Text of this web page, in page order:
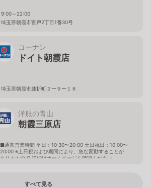
9:00～22:00
埼玉県朝霞市宮戸2丁目1番30号
コーナン
ドイト朝霞店
埼玉県朝霞市膝折町２ー９ー１８
洋服の青山
朝霞三原店
■通常営業時間 平日：10:30〜20:00 土日祝日：10:00〜
20:00 ※土日祝および期間により、急な変動することが
ありますので 詳細はホームページを確認ください
すべて見る